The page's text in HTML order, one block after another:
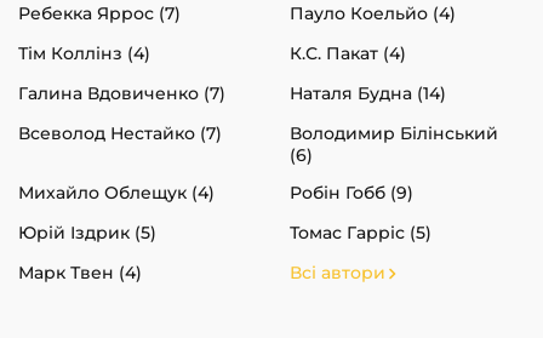
Ребекка Яррос (7)
Пауло Коельйо (4)
Тім Коллінз (4)
К.С. Пакат (4)
Галина Вдовиченко (7)
Наталя Будна (14)
Всеволод Нестайко (7)
Володимир Білінський
(6)
Михайло Облещук (4)
Робін Гобб (9)
Юрій Іздрик (5)
Томас Гарріс (5)
Марк Твен (4)
Всі автори